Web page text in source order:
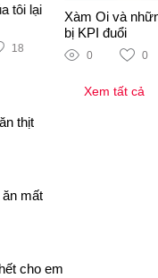
tôi lại
18
Xàm Oi và
bị KPI đuổi
0 0
Xem tất cả
thịt
mất
cho em